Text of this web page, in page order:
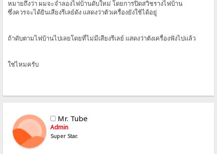
หมายถึงว่า ผมจะจำลองไฟบ้านดับใหม่ โดยการปิดสวิชรางไฟบ้าน
ซึ่งควรจะได้ยินเสียงรีเลย์ดัง แสดงว่าตัวเครื่องยังใช้ได้อยู่
ถ้าดับตามไฟบ้านไปเลยโดยที่ไม่มีเสียงรีเลย์ แสดงว่าตังเครื่องฟังไปแล้ว
ใช่ไหมครับ
Mr. Tube
Admin
Super Star.